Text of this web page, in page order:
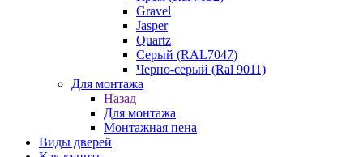
Gravel
Jasper
Quartz
Серый (RAL7047)
Черно-серый (Ral 9011)
Для монтажа
Назад
Для монтажа
Монтажная пена
Виды дверей